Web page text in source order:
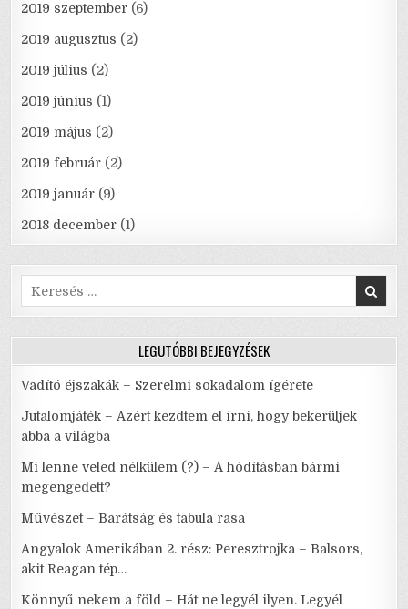
2019 szeptember (6)
2019 augusztus (2)
2019 július (2)
2019 június (1)
2019 május (2)
2019 február (2)
2019 január (9)
2018 december (1)
Search
for:
LEGUTÓBBI BEJEGYZÉSEK
Vadító éjszakák – Szerelmi sokadalom ígérete
Jutalomjáték – Azért kezdtem el írni, hogy bekerüljek
abba a világba
Mi lenne veled nélkülem (?) – A hódításban bármi
megengedett?
Művészet – Barátság és tabula rasa
Angyalok Amerikában 2. rész: Peresztrojka – Balsors,
akit Reagan tép…
Könnyű nekem a föld – Hát ne legyél ilyen. Legyél